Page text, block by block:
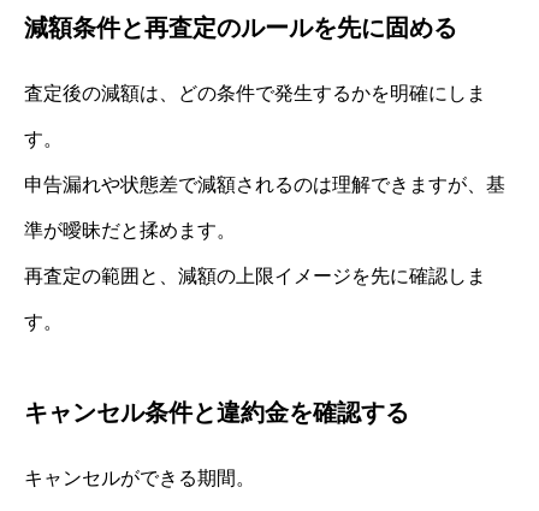
減額条件と再査定のルールを先に固める
査定後の減額は、どの条件で発生するかを明確にしま
す。
申告漏れや状態差で減額されるのは理解できますが、基
準が曖昧だと揉めます。
再査定の範囲と、減額の上限イメージを先に確認しま
す。
キャンセル条件と違約金を確認する
キャンセルができる期間。